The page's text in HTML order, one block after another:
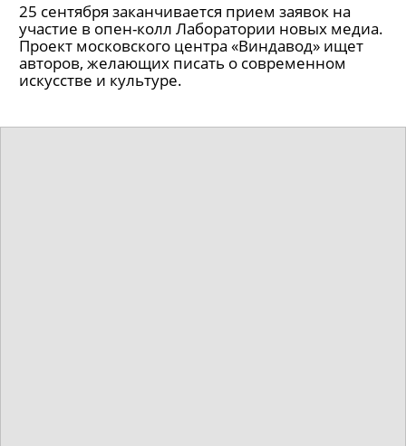
25 сентября заканчивается прием заявок на
участие в опен-колл Лаборатории новых медиа.
Проект московского центра «Виндавод» ищет
авторов, желающих писать о современном
искусстве и культуре.